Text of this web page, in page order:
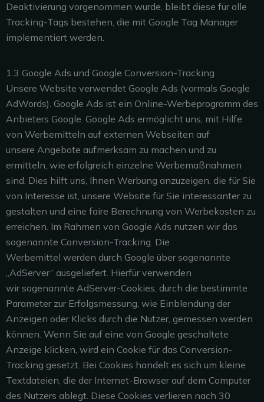
Deaktivierung vorgenommen wurde, bleibt diese für alle
Tracking-Tags bestehen, die mit Google Tag Manager
implementiert werden.
1.3 Google Ads und Google Conversion-Tracking
Unsere Website verwendet Google Ads (vormals Google
AdWords). Google Ads ist ein Online-Werbeprogramm des
Anbieters Google. Google Ads ermöglicht uns, mit Hilfe
von Werbemitteln auf externen Webseiten auf
unsere Angebote aufmerksam zu machen und zu
ermitteln, wie erfolgreich einzelne Werbemaßnahmen
sind. Dies hilft uns, Ihnen Werbung anzuzeigen, die für Sie
von Interesse ist, unsere Website für Sie interessanter zu
gestalten und eine faire Berechnung von Werbekosten zu
erreichen. Im Rahmen von Google Ads nutzen wir das
sogenannte Conversion-Tracking. Die
Werbemittel werden durch Google über sogenannte
„AdServer“ ausgeliefert. Hierfür verwenden
wirsogenannte AdServer-Cookies, durch die bestimmte
Parameter zur Erfolgsmessung, wie Einblendung der
Anzeigen oder Klicks durch die Nutzer, gemessen werden
können. Wenn Sie auf eine von Google geschaltete
Anzeige klicken, wird ein Cookie für das Conversion-
Tracking gesetzt. Bei Cookies handelt es sich um kleine
Textdateien, die der Internet-Browser auf dem Computer
des Nutzers ablegt. Diese Cookies verlieren nach 30